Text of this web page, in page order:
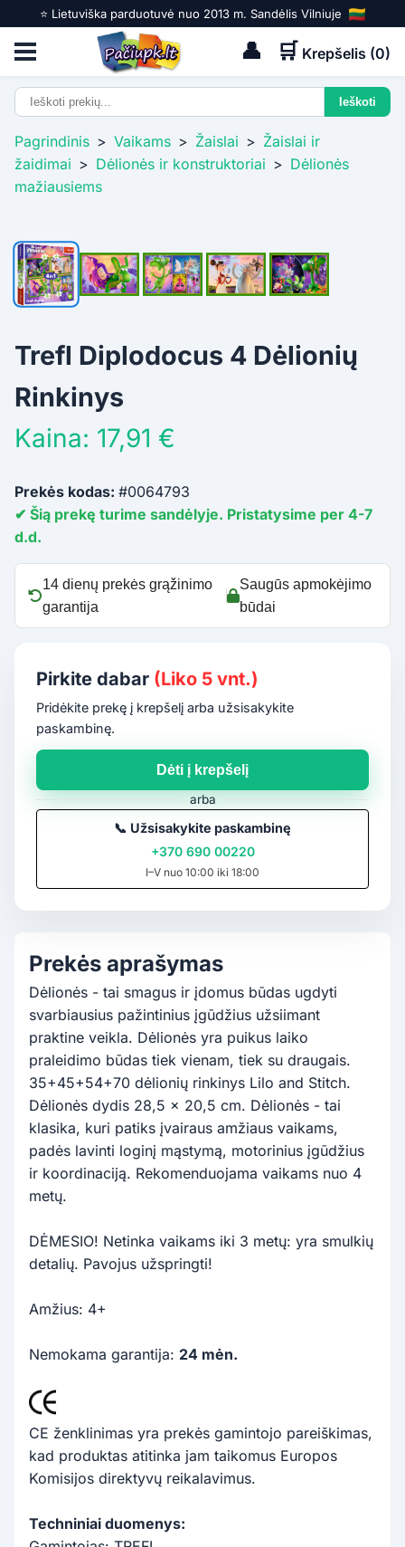
⭐️ Lietuviška parduotuvė nuo 2013 m. Sandėlis Vilniuje
👤 🛒 Krepšelis (0)
Pagrindinis > Vaikams > Žaislai > Žaislai ir
žaidimai > Dėlionės ir konstruktoriai > Dėlionės
mažiausiems
Trefl Diplodocus 4 Dėlionių
Rinkinys
Kaina: 17,91 €
Prekės kodas: #0064793
✔ Šią prekę turime sandėlyje. Pristatysime per 4-7
d.d.
14 dienų prekės grąžinimo
garantija
Saugūs apmokėjimo
būdai
Pirkite dabar (Liko 5 vnt.)
Pridėkite prekę į krepšelį arba užsisakykite
paskambinę.
Dėti į krepšelį
arba
📞 Užsisakykite paskambinę
+370 690 00220
I–V nuo 10:00 iki 18:00
Prekės aprašymas
Dėlionės - tai smagus ir įdomus būdas ugdyti
svarbiausius pažintinius įgūdžius užsiimant
praktine veikla. Dėlionės yra puikus laiko
praleidimo būdas tiek vienam, tiek su draugais.
35+45+54+70 dėlionių rinkinys Lilo and Stitch.
Dėlionės dydis 28,5 x 20,5 cm. Dėlionės - tai
klasika, kuri patiks įvairaus amžiaus vaikams,
padės lavinti loginį mąstymą, motorinius įgūdžius
ir koordinaciją. Rekomenduojama vaikams nuo 4
metų.
DĖMESIO! Netinka vaikams iki 3 metų: yra smulkių
detalių. Pavojus užspringti!
Amžius: 4+
Nemokama garantija: 24 mėn.
CE ženklinimas yra prekės gamintojo pareiškimas,
kad produktas atitinka jam taikomus Europos
Komisijos direktyvų reikalavimus.
Techniniai duomenys: